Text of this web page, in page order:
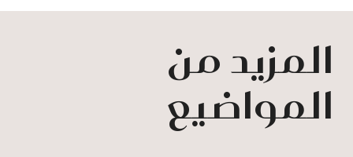
المزيد من
المواضيع